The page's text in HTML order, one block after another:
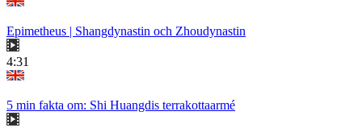
Epimetheus | Shangdynastin och Zhoudynastin
4:31
5 min fakta om: Shi Huangdis terrakottaarmé